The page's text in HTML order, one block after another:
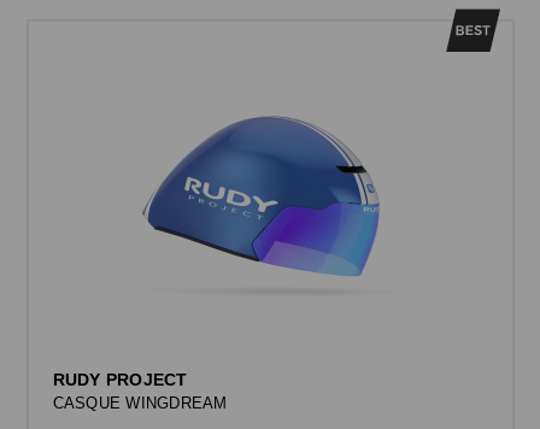
RUDY PROJECT
CASQUE WINGDREAM